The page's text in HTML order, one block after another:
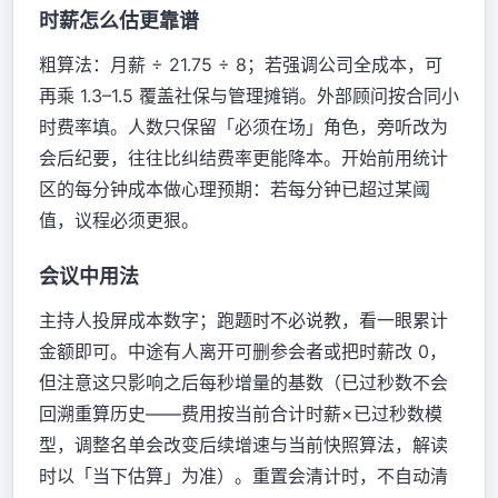
时薪怎么估更靠谱
粗算法：月薪 ÷ 21.75 ÷ 8；若强调公司全成本，可
再乘 1.3–1.5 覆盖社保与管理摊销。外部顾问按合同小
时费率填。人数只保留「必须在场」角色，旁听改为
会后纪要，往往比纠结费率更能降本。开始前用统计
区的每分钟成本做心理预期：若每分钟已超过某阈
值，议程必须更狠。
会议中用法
主持人投屏成本数字；跑题时不必说教，看一眼累计
金额即可。中途有人离开可删参会者或把时薪改 0，
但注意这只影响之后每秒增量的基数（已过秒数不会
回溯重算历史——费用按当前合计时薪×已过秒数模
型，调整名单会改变后续增速与当前快照算法，解读
时以「当下估算」为准）。重置会清计时，不自动清